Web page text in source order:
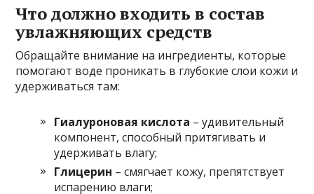
Что должно входить в состав
увлажняющих средств
Обращайте внимание на ингредиенты, которые
помогают воде проникать в глубокие слои кожи и
удерживаться там:
Гиалуроновая кислота – удивительный
компонент, способный притягивать и
удерживать влагу;
Глицерин – смягчает кожу, препятствует
испарению влаги;